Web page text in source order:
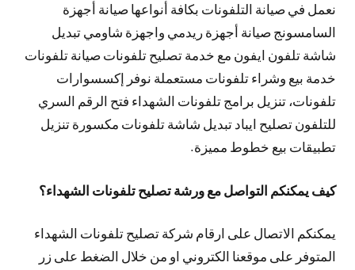
نعمل في صيانة التلفونات بكافة أنواعها صيانة أجهزة
السامسونج صيانة أجهزة ريدمي واجهزة شاومي تبديل
شاشة تلفون ايفون مع خدمة تصليح تلفونات صيانة تلفونات
خدمة بيع وشراء تلفونات مستعملة نوفر إكسسوارات
تلفونات، تنزيل برامج تلفونات الشهداء فتح الرقم السري
للتلفون تصليح ايباد تبديل شاشة تلفونات مكسورة تنزيل
تطبيقات بيع خطوط مميزة.
كيف يمكنكم التواصل مع ورشة تصليح تلفونات الشهداء؟
يمكنكم الاتصال على ارقام شركة تصليح تلفونات الشهداء
المتوفر على موقعنا الكتروني او من خلال الضغط على زر